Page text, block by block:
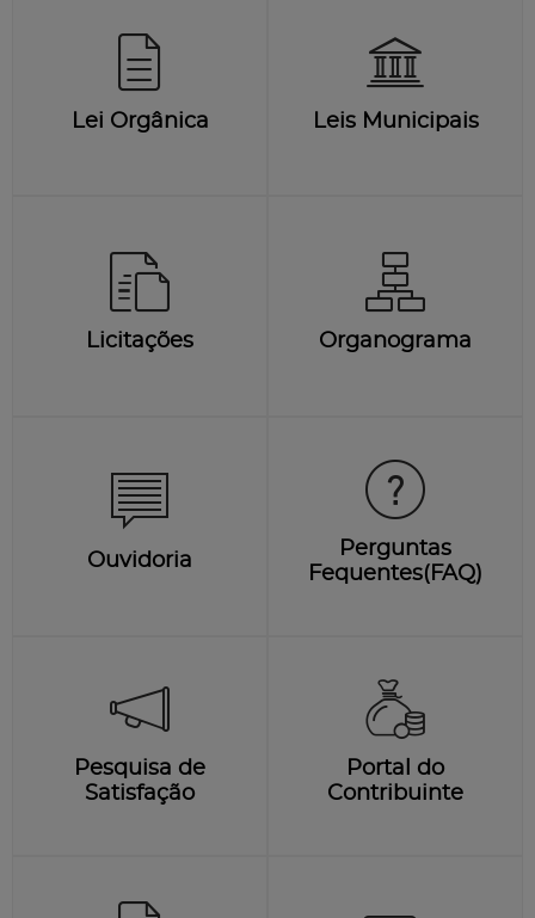
Lei Orgânica Leis Municipais
Licitações Organograma
Ouvidoria
Perguntas
Fequentes(FAQ)
Pesquisa de
Satisfação
Portal do
Contribuinte